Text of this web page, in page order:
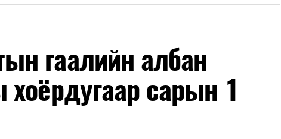
гаалийн албан
сарын 1